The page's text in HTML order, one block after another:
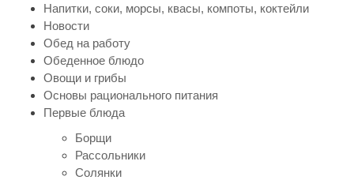
Напитки, соки, морсы, квасы, компоты, коктейли
Новости
Обед на работу
Обеденное блюдо
Овощи и грибы
Основы рационального питания
Первые блюда
Борщи
Рассольники
Солянки